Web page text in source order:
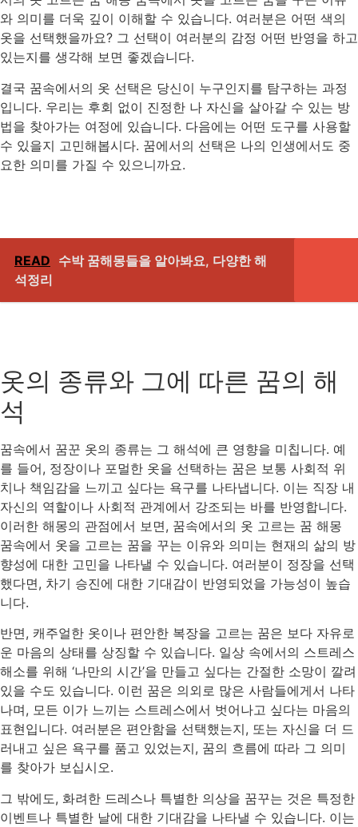
와 의미를 더욱 깊이 이해할 수 있습니다. 여러분은 어떤 색의
옷을 선택했을까요? 그 선택이 여러분의 감정 어떤 반영을 하고
있는지를 생각해 보면 좋겠습니다.
결국 꿈속에서의 옷 선택은 당신이 누구인지를 탐구하는 과정
입니다. 우리는 후회 없이 진정한 나 자신을 살아갈 수 있는 방
법을 찾아가는 여정에 있습니다. 다음에는 어떤 도구를 사용할
수 있을지 고민해봅시다. 꿈에서의 선택은 나의 인생에서도 중
요한 의미를 가질 수 있으니까요.
READ 수박 꿈해몽들을 알아봐요, 다양한 해
석정리
옷의 종류와 그에 따른 꿈의 해
석
꿈속에서 꿈꾼 옷의 종류는 그 해석에 큰 영향을 미칩니다. 예
를 들어, 정장이나 포멀한 옷을 선택하는 꿈은 보통 사회적 위
치나 책임감을 느끼고 싶다는 욕구를 나타냅니다. 이는 직장 내
자신의 역할이나 사회적 관계에서 강조되는 바를 반영합니다.
이러한 해몽의 관점에서 보면, 꿈속에서의 옷 고르는 꿈 해몽
꿈속에서 옷을 고르는 꿈을 꾸는 이유와 의미는 현재의 삶의 방
향성에 대한 고민을 나타낼 수 있습니다. 여러분이 정장을 선택
했다면, 차기 승진에 대한 기대감이 반영되었을 가능성이 높습
니다.
반면, 캐주얼한 옷이나 편안한 복장을 고르는 꿈은 보다 자유로
운 마음의 상태를 상징할 수 있습니다. 일상 속에서의 스트레스
해소를 위해 ‘나만의 시간’을 만들고 싶다는 간절한 소망이 깔려
있을 수도 있습니다. 이런 꿈은 의외로 많은 사람들에게서 나타
나며, 모든 이가 느끼는 스트레스에서 벗어나고 싶다는 마음의
표현입니다. 여러분은 편안함을 선택했는지, 또는 자신을 더 드
러내고 싶은 욕구를 품고 있었는지, 꿈의 흐름에 따라 그 의미
를 찾아가 보십시오.
그 밖에도, 화려한 드레스나 특별한 의상을 꿈꾸는 것은 특정한
이벤트나 특별한 날에 대한 기대감을 나타낼 수 있습니다. 이는